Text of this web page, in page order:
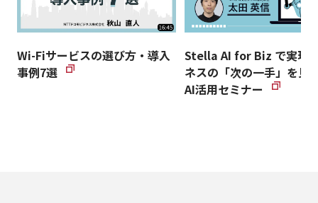
Wi-Fiサービスの選び方・導入
事例7選
Stella AI for Biz で実現
ネスの「次の一手」を見
AI活用セミナー